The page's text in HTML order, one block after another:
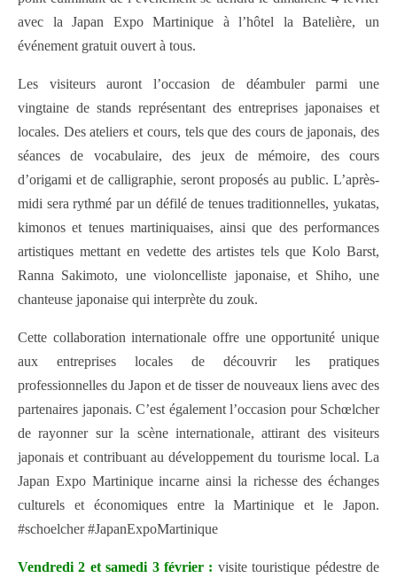
avec la Japan Expo Martinique à l’hôtel la Batelière, un
événement gratuit ouvert à tous.
Les visiteurs auront l’occasion de déambuler parmi une
vingtaine de stands représentant des entreprises japonaises et
locales. Des ateliers et cours, tels que des cours de japonais, des
séances de vocabulaire, des jeux de mémoire, des cours
d’origami et de calligraphie, seront proposés au public. L’après-
midi sera rythmé par un défilé de tenues traditionnelles, yukatas,
kimonos et tenues martiniquaises, ainsi que des performances
artistiques mettant en vedette des artistes tels que Kolo Barst,
Ranna Sakimoto, une violoncelliste japonaise, et Shiho, une
chanteuse japonaise qui interprète du zouk.
Cette collaboration internationale offre une opportunité unique
aux entreprises locales de découvrir les pratiques
professionnelles du Japon et de tisser de nouveaux liens avec des
partenaires japonais. C’est également l’occasion pour Schœlcher
de rayonner sur la scène internationale, attirant des visiteurs
japonais et contribuant au développement du tourisme local. La
Japan Expo Martinique incarne ainsi la richesse des échanges
culturels et économiques entre la Martinique et le Japon.
#schoelcher #JapanExpoMartinique
Vendredi 2 et samedi 3 février : visite touristique pédestre de